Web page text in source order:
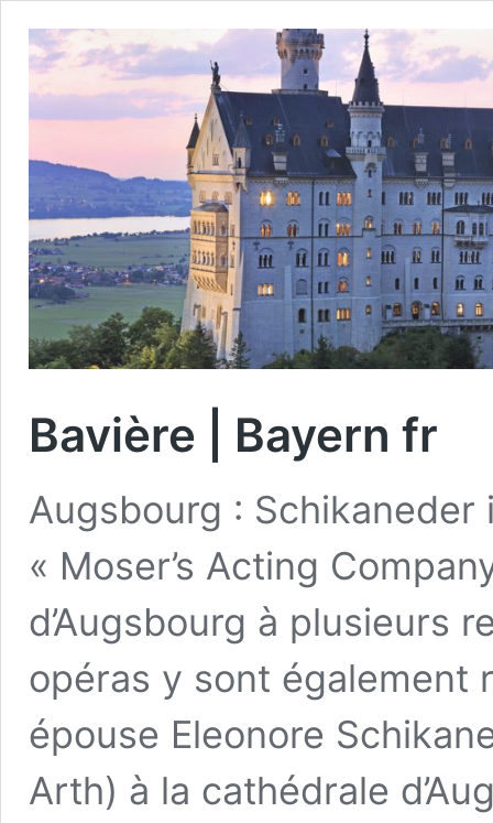
Bavière | Bayern fr
Augsbourg : Schikaneder
« Moser’s Acting
d’Augsbourg à plusieurs
opéras y sont également
épouse Eleonore
Arth) à la cathédrale